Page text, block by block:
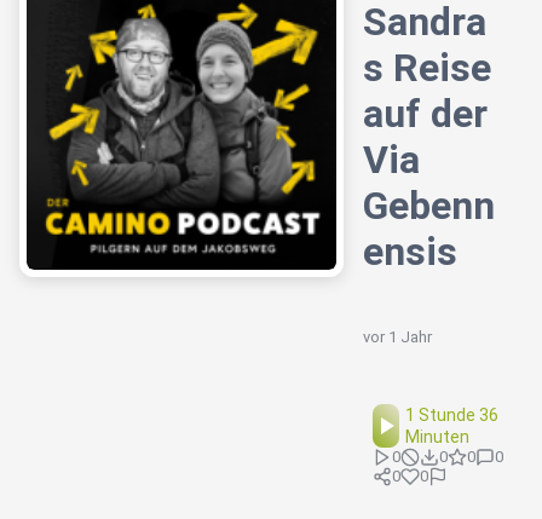
Sandra
s Reise
auf der
Via
Gebenn
ensis
vor 1 Jahr
1 Stunde 36
Minuten
0 0 0
0
0
0